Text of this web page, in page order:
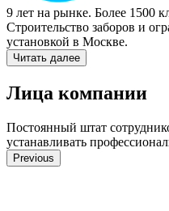
9 лет на рынке. Более 1500
Строительство заборов и
установкой в Mocквe.
Читать далее
Лица компании
Постоянный штат
устанавливать
Previous